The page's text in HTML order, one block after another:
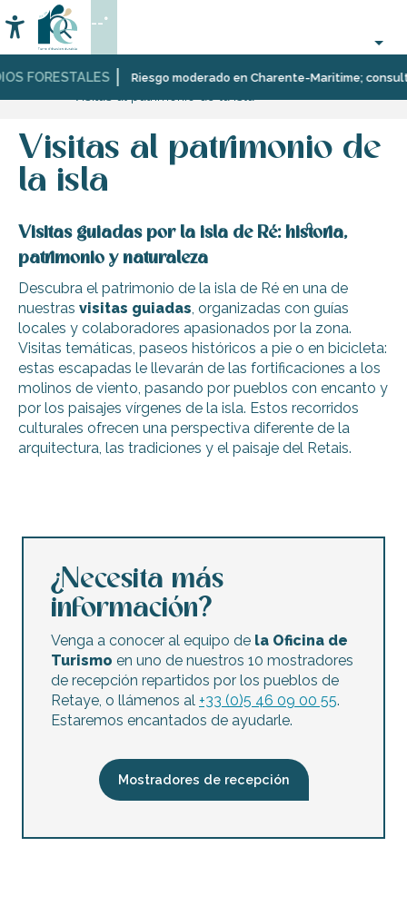
au
contenu
principal
FORESTALES Riesgo moderado en Charente-Maritime;
Accessibilité
Buscar
--°
Página Web
Organización
Ocio
Visitas
la
Visitas al patrimonio de
la isla
Visitas guiadas por la isla de Ré: historia,
patrimonio y naturaleza
Descubra el patrimonio de la isla de Ré en una de
nuestras visitas guiadas, organizadas con guías
locales y colaboradores apasionados por la zona.
Visitas temáticas, paseos históricos a pie o en bicicleta:
estas escapadas le llevarán de las fortificaciones a los
molinos de viento, pasando por pueblos con encanto y
por los paisajes vírgenes de la isla. Estos recorridos
culturales ofrecen una perspectiva diferente de la
arquitectura, las tradiciones y el paisaje del Retais.
Visita guiada "En bicicleta por La Flotte"
Visita guiada en bicicleta «La isla de Ré, tierra de
Visita guiada de Les Portes en Ré
Visita guiada - el puerto y su flota de veleros tradicionales
Visita guiada de Ars-en-Ré
Visita guiada por La Flotte
Visita guiada de Saint-Martin de Ré: tras las huellas de
Visita guiada en bicicleta por el puente y las
¿Necesita más
información?
Venga a conocer al equipo de la Oficina de
Turismo en uno de nuestros 10 mostradores
de recepción repartidos por los pueblos de
Retaye, o llámenos al +33 (0)5 46 09 00 55.
Estaremos encantados de ayudarle.
Mostradores de recepción